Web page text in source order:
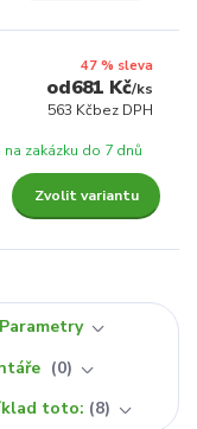
47 % sleva
681 Kč/ks
563 Kčbez DPH
na zakázku do 7 dnů
Zvolit variantu
Parametry
0
toto: 8